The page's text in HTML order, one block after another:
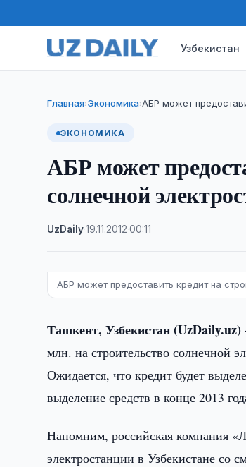
Узбекистан
Главная›Экономика›АБР может
ЭКОНОМИКА
АБР может
солнечной
UzDaily·19.11.2012 ·00:11
АБР может предоставить кредит на
Ташкент, Узбекистан (UzDaily.uz)
млн. на строительство солнечной
Ожидается, что кредит будет
выделение средств в конце 2013
Напомним, российская компания
электростанции в Узбекистане со